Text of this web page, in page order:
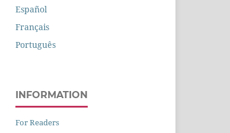
Español
Français
Português
INFORMATION
For Readers